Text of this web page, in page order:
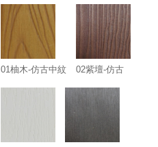
01柚木-仿古中紋 02紫壇-仿古